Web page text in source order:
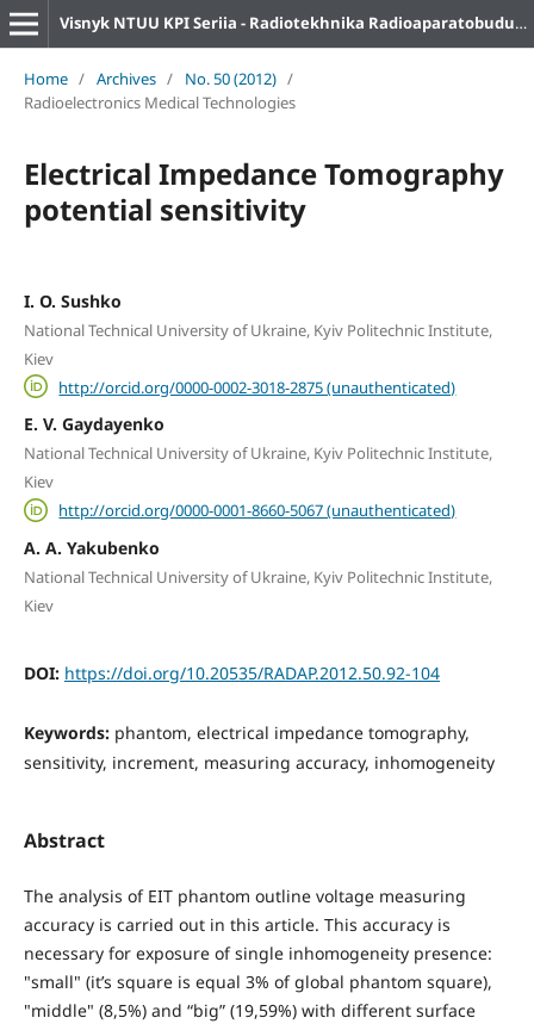
Visnyk NTUU KPI Seriia - Radiotekhnika Radioaparatobuduvannia
Home / Archives / No. 50 (2012) /
Radioelectronics Medical Technologies
Electrical Impedance Tomography
potential sensitivity
I. O. Sushko
National Technical University of Ukraine, Kyiv Politechnic Institute,
Kiev
http://orcid.org/0000-0002-3018-2875 (unauthenticated)
E. V. Gaydayenko
National Technical University of Ukraine, Kyiv Politechnic Institute,
Kiev
http://orcid.org/0000-0001-8660-5067 (unauthenticated)
A. A. Yakubenko
National Technical University of Ukraine, Kyiv Politechnic Institute,
Kiev
DOI: https://doi.org/10.20535/RADAP.2012.50.92-104
Keywords: phantom, electrical impedance tomography,
sensitivity, increment, measuring accuracy, inhomogeneity
Abstract
The analysis of EIT phantom outline voltage measuring
accuracy is carried out in this article. This accuracy is
necessary for exposure of single inhomogeneity presence:
"small" (it’s square is equal 3% of global phantom square),
"middle" (8,5%) and “big” (19,59%) with different surface